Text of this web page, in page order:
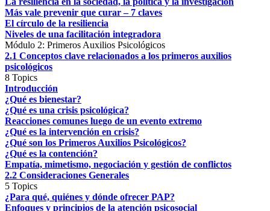
Más vale prevenir que curar – 7 claves
El círculo de la resiliencia
Niveles de una facilitación integradora
Módulo 2: Primeros Auxilios Psicológicos
2.1 Conceptos clave relacionados a los primeros auxilios
psicológicos
8 Topics
Introducción
¿Qué es bienestar?
¿Qué es una crisis psicológica?
Reacciones comunes luego de un evento extremo
¿Qué es la intervención en crisis?
¿Qué son los Primeros Auxilios Psicológicos?
¿Qué es la contención?
Empatía, mimetismo, negociación y gestión de conflictos
2.2 Consideraciones Generales
5 Topics
¿Para qué, quiénes y dónde ofrecer PAP?
Enfoques y principios de la atención psicosocial